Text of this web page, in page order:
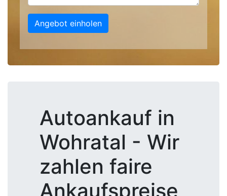
Angebot einholen
Autoankauf in
Wohratal - Wir
zahlen faire
Ankaufspreise